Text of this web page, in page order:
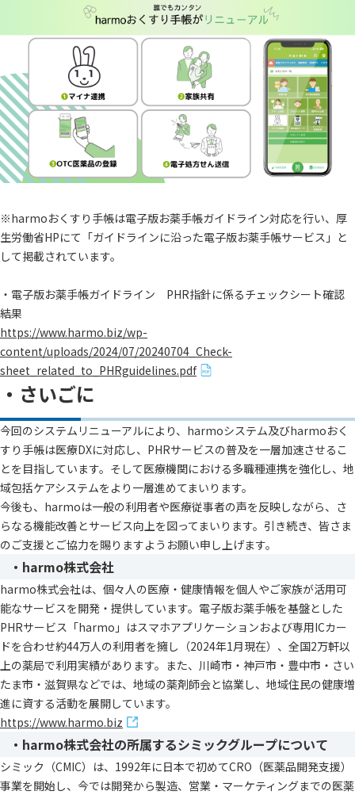
※harmoおくすり手帳は電子版お薬手帳ガイドライン対応を行い、厚
生労働省HPにて「ガイドラインに沿った電子版お薬手帳サービス」と
して掲載されています。
・電子版お薬手帳ガイドライン PHR指針に係るチェックシート確認
結果
https://www.harmo.biz/wp-
content/uploads/2024/07/20240704_Check-
sheet_related_to_PHRguidelines.pdf
・さいごに
今回のシステムリニューアルにより、harmoシステム及びharmoおく
すり手帳は医療DXに対応し、PHRサービスの普及を一層加速させるこ
とを目指しています。そして医療機関における多職種連携を強化し、地
域包括ケアシステムをより一層進めてまいります。
今後も、harmoは一般の利用者や医療従事者の声を反映しながら、さ
らなる機能改善とサービス向上を図ってまいります。引き続き、皆さま
のご支援とご協力を賜りますようお願い申し上げます。
・harmo株式会社
harmo株式会社は、個々人の医療・健康情報を個人やご家族が活用可
能なサービスを開発・提供しています。電子版お薬手帳を基盤とした
PHRサービス「harmo」はスマホアプリケーションおよび専用ICカー
ドを合わせ約44万人の利用者を擁し（2024年1月現在）、全国2万軒以
上の薬局で利用実績があります。また、川崎市・神戸市・豊中市・さい
たま市・滋賀県などでは、地域の薬剤師会と協業し、地域住民の健康増
進に資する活動を展開しています。
https://www.harmo.biz
・harmo株式会社の所属するシミックグループについて
シミック（CMIC）は、1992年に日本で初めてCRO（医薬品開発支援）
事業を開始し、今では開発から製造、営業・マーケティングまでの医薬